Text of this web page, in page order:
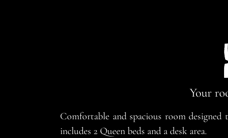
Your
Comfortable and spacious room
includes 2 Queen beds and a desk area.